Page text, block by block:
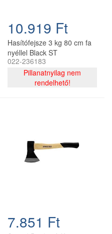
10.919 Ft
Hasítófejsze 3 kg 80 cm fa
nyéllel Black ST
022-236183
Pillanatnyilag nem
rendelhető!
7.851 Ft